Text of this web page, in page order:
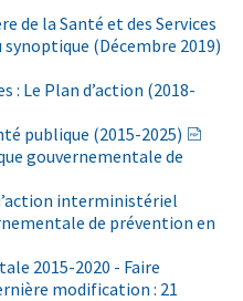
de la Santé et des Services
synoptique (Décembre 2019)
: Le Plan d’action (2018-
publique (2015-2025)
gouvernementale de
interministériel
de prévention en
2015-2020 - Faire
modification : 21